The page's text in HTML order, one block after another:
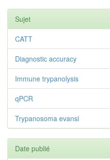
Sujet
CATT
Diagnostic accuracy
Immune trypanolysis
qPCR
Trypanosoma evansi
Date publié